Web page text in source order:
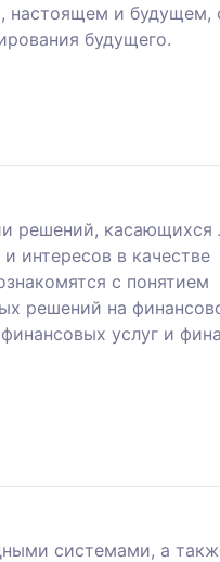
настоящем и будущем,
будущего.
решений, касающихся
интересов в качестве
с понятием
решений на
услуг и
системами, а